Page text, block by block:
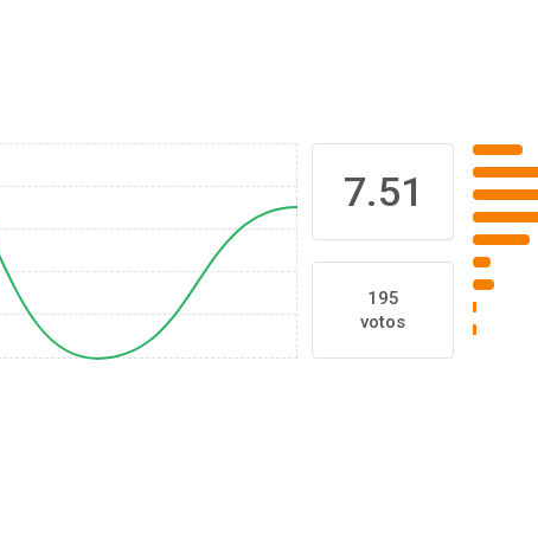
7.51
195
votos